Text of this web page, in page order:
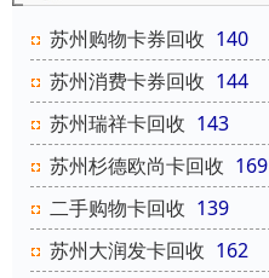
苏州购物卡券回收 140
苏州消费卡券回收 144
苏州瑞祥卡回收 143
苏州杉德欧尚卡回收 169
二手购物卡回收 139
苏州大润发卡回收 162